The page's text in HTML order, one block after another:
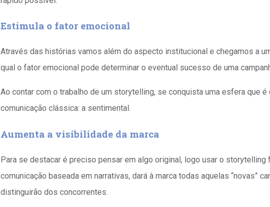
Estimula o fator emocional
Através das histórias vamos além do aspecto institucional e chegamos a
qual o fator emocional pode determinar o eventual sucesso de uma
Ao contar com o trabalho de um storytelling, se conquista uma esfera que é
comunicação clássica: a sentimental.
Aumenta a visibilidade da marca
Para se destacar é preciso pensar em algo original, logo usar o storytelling
comunicação baseada em narrativas, dará à marca todas aquelas “novas”
distinguirão dos concorrentes.